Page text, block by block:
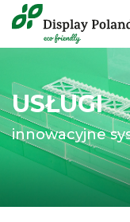
USŁUGI
innowacyjne
USŁUGI
innowacyjne
USŁUGI
innowacyjne